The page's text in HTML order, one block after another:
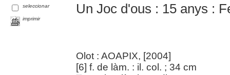
seleccionar
imprimir
Un Joc d'ous : 15 anys :
Olot : AOAPIX, [2004]
[6] f. de làm. : il. col. ; 34 cm